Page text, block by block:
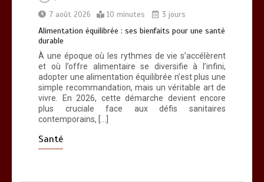
7 août 2026
10 minutes 3 jours
Alimentation équilibrée : ses bienfaits pour une santé
durable
À une époque où les rythmes de vie s’accélèrent
et où l’offre alimentaire se diversifie à l’infini,
adopter une alimentation équilibrée n’est plus une
simple recommandation, mais un véritable art de
vivre. En 2026, cette démarche devient encore
plus cruciale face aux défis sanitaires
contemporains, […]
Santé